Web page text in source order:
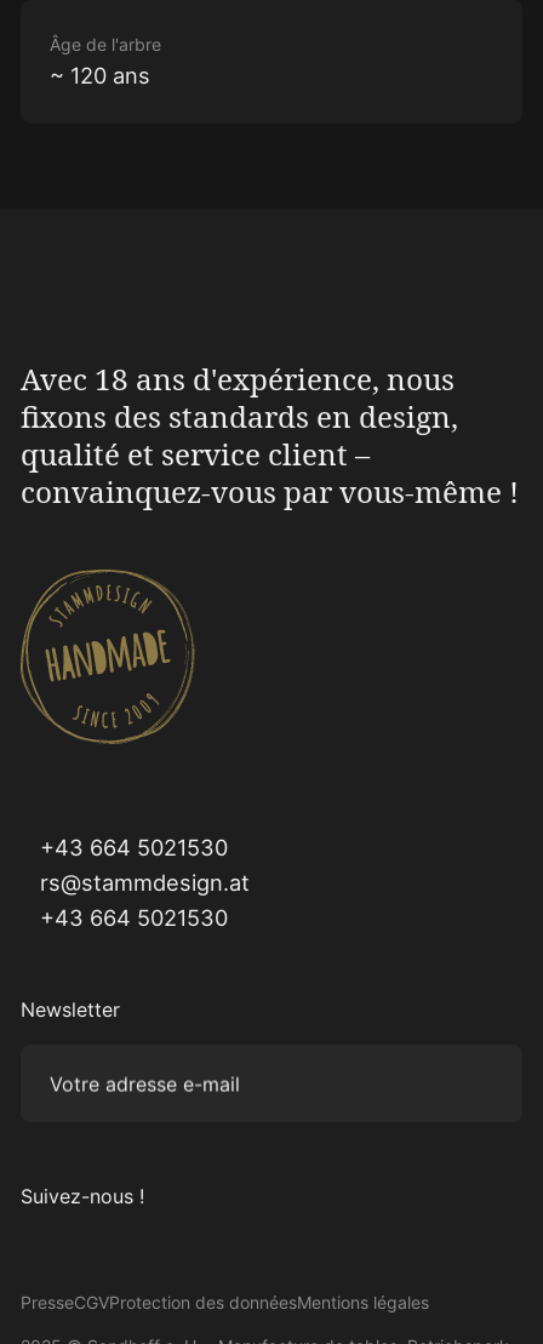
Âge de l'arbre
~ 120 ans
Avec 18 ans d'expérience, nous
fixons des standards en design,
qualité et service client –
convainquez-vous par vous-même !
+43 664 5021530
rs@stammdesign.at
+43 664 5021530
Newsletter
Votre adresse e-mail
Suivez-nous !
PresseCGVProtection des donnéesMentions légales